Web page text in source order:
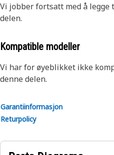
Vi jobber fortsatt med å
delen.
Kompatible modeller
Vi har for øyeblikket ikke
denne delen.
Garantiinformasjon
Returpolicy